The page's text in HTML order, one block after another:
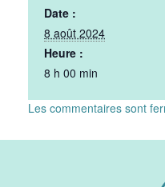
Date :
8 août 2024
Heure :
8 h 00 min
Les commentaires sont